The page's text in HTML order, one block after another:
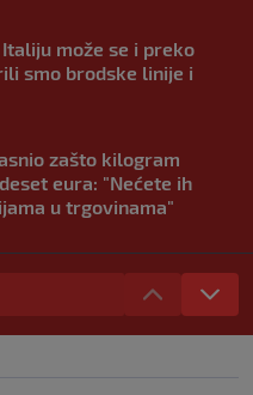
može se i preko
smo brodske linije i
zašto kilogram
eura: "Nećete ih
u trgovinama"
od stresnijih iskustava.
cijena i nekoliko savjeta